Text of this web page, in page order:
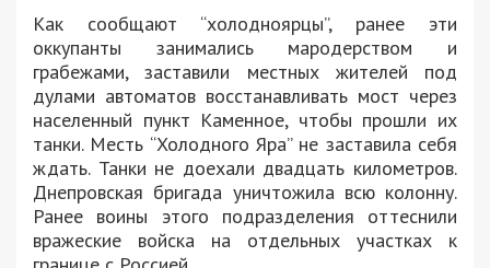
Как сообщают “холодноярцы”, ранее эти
оккупанты занимались мародерством и
грабежами, заставили местных жителей под
дулами автоматов восстанавливать мост через
населенный пункт Каменное, чтобы прошли их
танки. Месть “Холодного Яра” не заставила себя
ждать. Танки не доехали двадцать километров.
Днепровская бригада уничтожила всю колонну.
Ранее воины этого подразделения оттеснили
вражеские войска на отдельных участках к